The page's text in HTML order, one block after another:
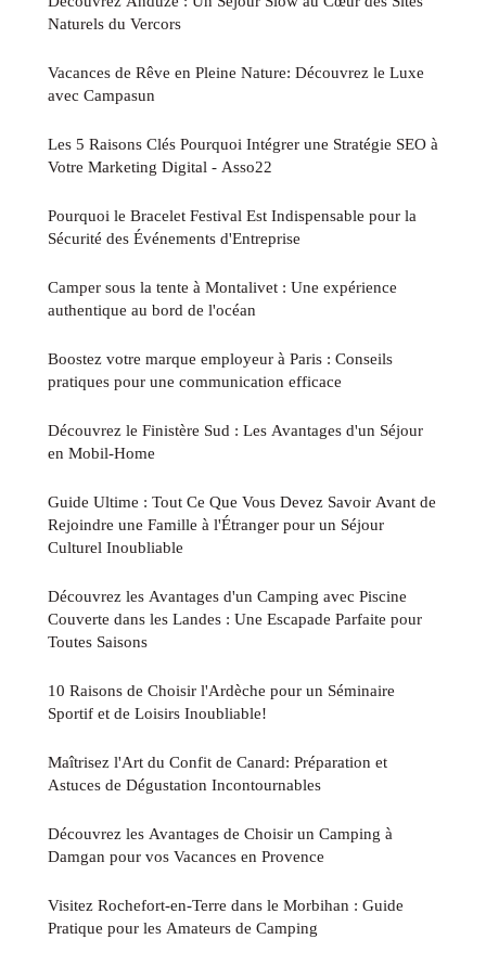
Naturels du Vercors
Vacances de Rêve en Pleine Nature: Découvrez le Luxe
avec Campasun
Les 5 Raisons Clés Pourquoi Intégrer une Stratégie SEO à
Votre Marketing Digital - Asso22
Pourquoi le Bracelet Festival Est Indispensable pour la
Sécurité des Événements d'Entreprise
Camper sous la tente à Montalivet : Une expérience
authentique au bord de l'océan
Boostez votre marque employeur à Paris : Conseils
pratiques pour une communication efficace
Découvrez le Finistère Sud : Les Avantages d'un Séjour
en Mobil-Home
Guide Ultime : Tout Ce Que Vous Devez Savoir Avant de
Rejoindre une Famille à l'Étranger pour un Séjour
Culturel Inoubliable
Découvrez les Avantages d'un Camping avec Piscine
Couverte dans les Landes : Une Escapade Parfaite pour
Toutes Saisons
10 Raisons de Choisir l'Ardèche pour un Séminaire
Sportif et de Loisirs Inoubliable!
Maîtrisez l'Art du Confit de Canard: Préparation et
Astuces de Dégustation Incontournables
Découvrez les Avantages de Choisir un Camping à
Damgan pour vos Vacances en Provence
Visitez Rochefort-en-Terre dans le Morbihan : Guide
Pratique pour les Amateurs de Camping